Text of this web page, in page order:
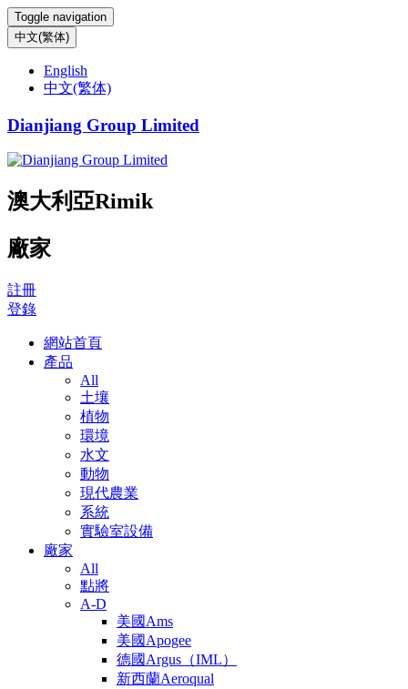
Toggle navigation
中文(繁体)
English
中文(繁体)
Dianjiang Group Limited
澳大利亞Rimik
廠家
註冊
登錄
網站首頁
產品
All
土壤
植物
環境
水文
動物
現代農業
系統
實驗室設備
廠家
All
點將
A-D
美國Ams
美國Apogee
德國Argus（IML）
新西蘭Aeroqual